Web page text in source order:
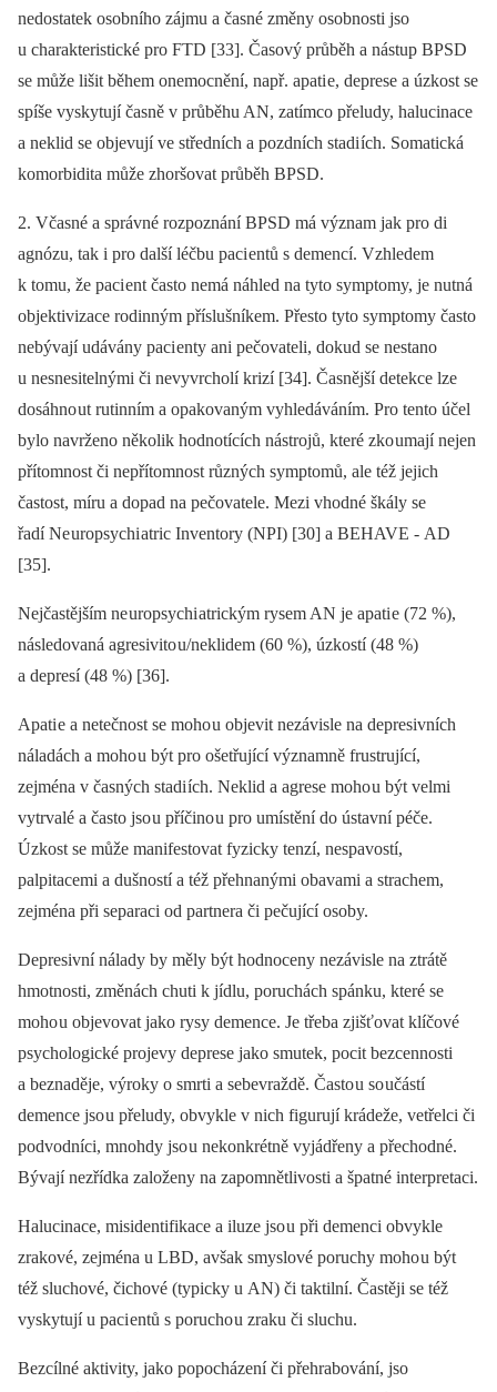
nedostatek osobního zájmu a časné změny osobnosti jso
u charakteristické pro FTD [33]. Časový průběh a nástup BPSD
se může lišit během onemocnění, např. apati e, deprese a úzkost se
spíše vyskytují časně v průběhu AN, zatímco přeludy, halucinace
a neklid se objevují ve středních a pozdních stadi ích. Somatická
komorbidita může zhoršovat průběh BPSD.
2. Včasné a správné rozpoznání BPSD má význam jak pro di
agnózu, tak i pro další léčbu paci entů s demencí. Vzhledem
k tomu, že paci ent často nemá náhled na tyto symptomy, je nutná
objektivizace rodinným příslušníkem. Přesto tyto symptomy často
nebývají udávány paci enty ani pečovateli, dokud se nestano
u nesnesitelnými či nevyvrcholí krizí [34]. Časnější detekce lze
dosáhno ut rutinním a opakovaným vyhledáváním. Pro tento účel
bylo navrženo několik hodnotících nástrojů, které zko umají nejen
přítomnost či nepřítomnost různých symptomů, ale též jejich
častost, míru a dopad na pečovatele. Mezi vhodné škály se
řadí Ne uropsychi atric Inventory (NPI) [30] a BEHAVE -⁠ AD
[35].
Nejčastějším ne uropsychi atrickým rysem AN je apati e (72 %),
následovaná agresivito u/neklidem (60 %), úzkostí (48 %)
a depresí (48 %) [36].
Apati e a netečnost se moho u objevit nezávisle na depresivních
náladách a moho u být pro ošetřující významně frustrující,
zejména v časných stadi ích. Neklid a agrese moho u být velmi
vytrvalé a často jso u příčino u pro umístění do ústavní péče.
Úzkost se může manifestovat fyzicky tenzí, nespavostí,
palpitacemi a dušností a též přehnanými obavami a strachem,
zejména při separaci od partnera či pečující osoby.
Depresivní nálady by měly být hodnoceny nezávisle na ztrátě
hmotnosti, změnách chuti k jídlu, poruchách spánku, které se
moho u objevovat jako rysy demence. Je třeba zjišťovat klíčové
psychologické projevy deprese jako smutek, pocit bezcennosti
a beznaděje, výroky o smrti a sebevraždě. Často u so učástí
demence jso u přeludy, obvykle v nich figurují krádeže, vetřelci či
podvodníci, mnohdy jso u nekonkrétně vyjádřeny a přechodné.
Bývají nezřídka založeny na zapomnětlivosti a špatné interpretaci.
Halucinace, misidentifikace a iluze jso u při demenci obvykle
zrakové, zejména u LBD, avšak smyslové poruchy moho u být
též sluchové, čichové (typicky u AN) či taktilní. Častěji se též
vyskytují u paci entů s porucho u zraku či sluchu.
Bezcílné aktivity, jako popocházení či přehrabování, jso